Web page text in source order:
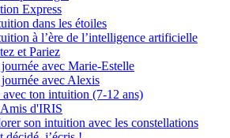
Express
dans les étoiles
à l’ère de l’intelligence artificielle
et Pariez
avec Marie-Estelle
avec Alexis
avec ton intuition (7-12 ans)
Amis d'IRIS
son intuition avec les constellations